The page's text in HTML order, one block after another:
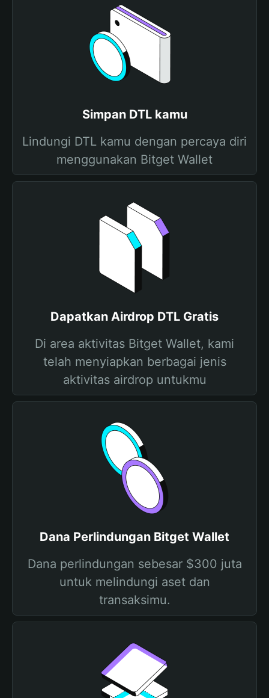
Simpan DTL kamu
Lindungi DTL kamu dengan percaya diri
menggunakan Bitget Wallet
Dapatkan Airdrop DTL Gratis
Di area aktivitas Bitget Wallet, kami
telah menyiapkan berbagai jenis
aktivitas airdrop untukmu
Dana Perlindungan Bitget Wallet
Dana perlindungan sebesar $300 juta
untuk melindungi aset dan
transaksimu.